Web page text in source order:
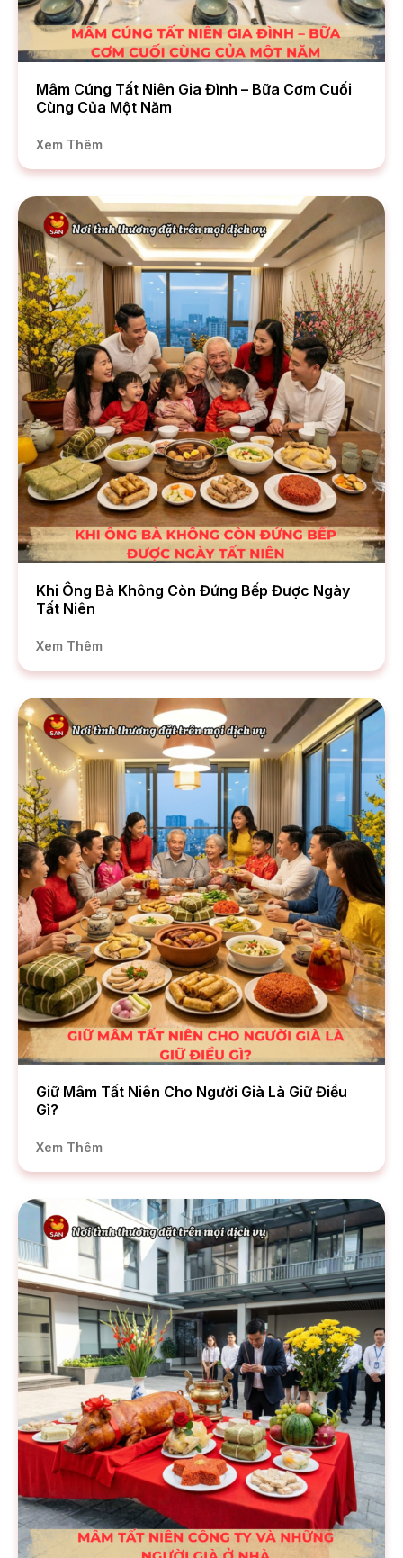
Mâm Cúng Tất Niên Gia Đình – Bữa Cơm Cuối
Cùng Của Một Năm
Xem Thêm
Khi Ông Bà Không Còn Đứng Bếp Được Ngày
Tất Niên
Xem Thêm
Giữ Mâm Tất Niên Cho Người Già Là Giữ Điều
Gì?
Xem Thêm